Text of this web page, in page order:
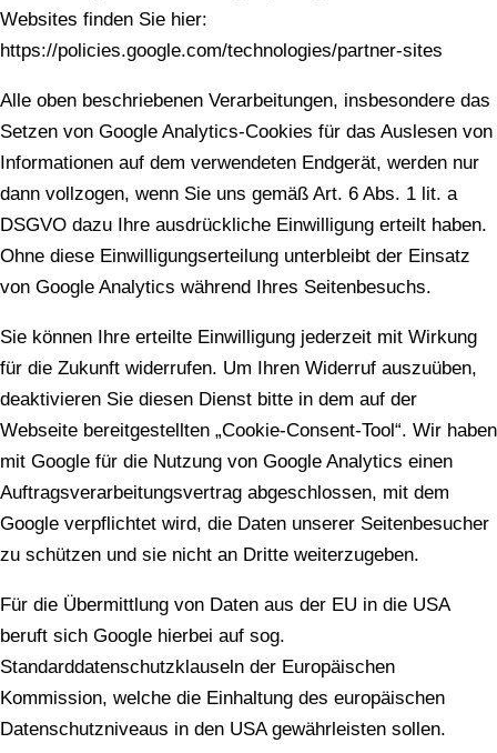
Websites finden Sie hier:
https://policies.google.com/technologies/partner-sites
Alle oben beschriebenen Verarbeitungen, insbesondere das
Setzen von Google Analytics-Cookies für das Auslesen von
Informationen auf dem verwendeten Endgerät, werden nur
dann vollzogen, wenn Sie uns gemäß Art. 6 Abs. 1 lit. a
DSGVO dazu Ihre ausdrückliche Einwilligung erteilt haben.
Ohne diese Einwilligungserteilung unterbleibt der Einsatz
von Google Analytics während Ihres Seitenbesuchs.
Sie können Ihre erteilte Einwilligung jederzeit mit Wirkung
für die Zukunft widerrufen. Um Ihren Widerruf auszuüben,
deaktivieren Sie diesen Dienst bitte in dem auf der
Webseite bereitgestellten „Cookie-Consent-Tool“. Wir haben
mit Google für die Nutzung von Google Analytics einen
Auftragsverarbeitungsvertrag abgeschlossen, mit dem
Google verpflichtet wird, die Daten unserer Seitenbesucher
zu schützen und sie nicht an Dritte weiterzugeben.
Für die Übermittlung von Daten aus der EU in die USA
beruft sich Google hierbei auf sog.
Standarddatenschutzklauseln der Europäischen
Kommission, welche die Einhaltung des europäischen
Datenschutzniveaus in den USA gewährleisten sollen.